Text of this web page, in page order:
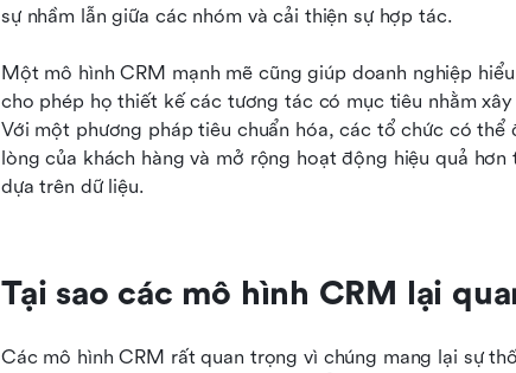
sự nhầm lẫn giữa các nhóm và cải thiện sự hợp tác.
Một mô hình CRM mạnh mẽ cũng giúp doanh nghiệp
cho phép họ thiết kế các tương tác có mục tiêu nhằm
Với một phương pháp tiêu chuẩn hóa, các tổ chức có
lòng của khách hàng và mở rộng hoạt động hiệu quả
dựa trên dữ liệu.
Tại sao các mô hình CRM lại
Các mô hình CRM rất quan trọng vì chúng mang lại sự